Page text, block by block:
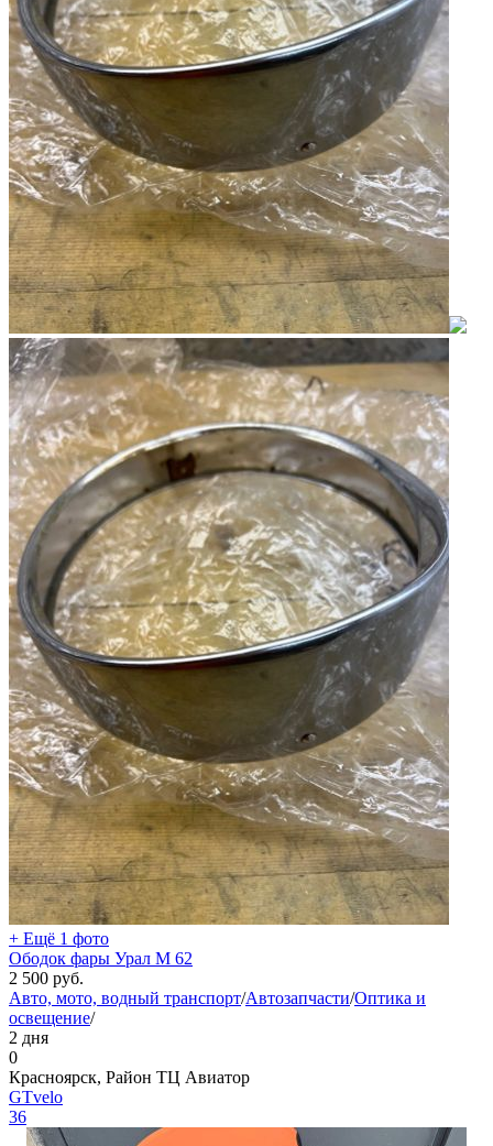
+ Ещё 1 фото
Ободок фары Урал М 62
2 500 руб.
Авто, мото, водный транспорт/Автозапчасти/Оптика и
освещение/
2 дня
0
Красноярск, Район ТЦ Авиатор
GTvelo
36